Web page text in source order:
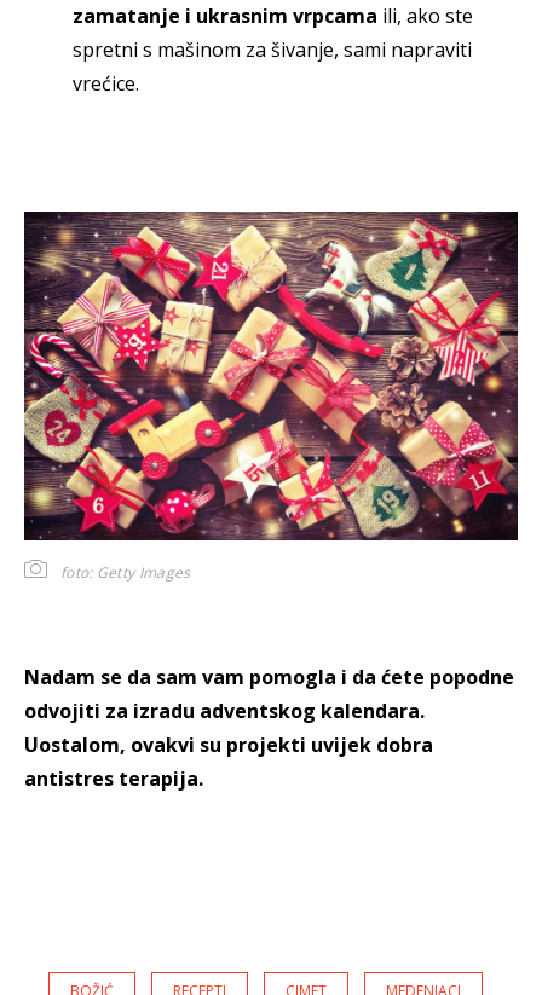
zamatanje i ukrasnim vrpcama ili, ako ste
spretni s mašinom za šivanje, sami napraviti
vrećice.
foto: Getty Images
Nadam se da sam vam pomogla i da ćete popodne
odvojiti za izradu adventskog kalendara.
Uostalom, ovakvi su projekti uvijek dobra
antistres terapija.
BOŽIĆ RECEPTI CIMET MEDENJACI